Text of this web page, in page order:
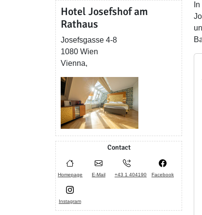
Hotel Josefshof am
Rathaus
Josefsgasse 4-8
1080 Wien
Vienna,
Contact
Homepage E-Mail +43 1 404190 Facebook
Instagram